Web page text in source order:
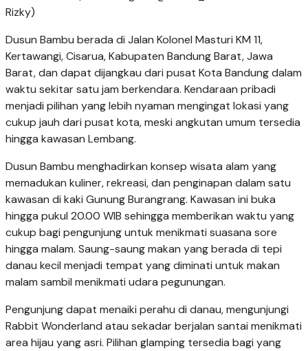
Rizky)
Dusun Bambu berada di Jalan Kolonel Masturi KM 11,
Kertawangi, Cisarua, Kabupaten Bandung Barat, Jawa
Barat, dan dapat dijangkau dari pusat Kota Bandung dalam
waktu sekitar satu jam berkendara. Kendaraan pribadi
menjadi pilihan yang lebih nyaman mengingat lokasi yang
cukup jauh dari pusat kota, meski angkutan umum tersedia
hingga kawasan Lembang.
Dusun Bambu menghadirkan konsep wisata alam yang
memadukan kuliner, rekreasi, dan penginapan dalam satu
kawasan di kaki Gunung Burangrang. Kawasan ini buka
hingga pukul 20.00 WIB sehingga memberikan waktu yang
cukup bagi pengunjung untuk menikmati suasana sore
hingga malam. Saung-saung makan yang berada di tepi
danau kecil menjadi tempat yang diminati untuk makan
malam sambil menikmati udara pegunungan.
Pengunjung dapat menaiki perahu di danau, mengunjungi
Rabbit Wonderland atau sekadar berjalan santai menikmati
area hijau yang asri. Pilihan glamping tersedia bagi yang